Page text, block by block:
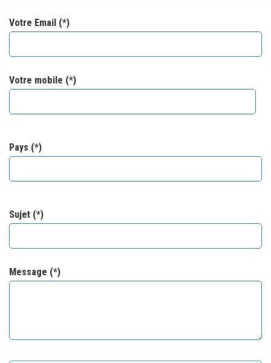
Votre Email (*)
Votre mobile (*)
Pays (*)
Sujet (*)
Message (*)